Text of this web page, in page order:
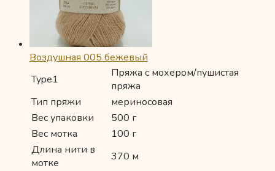
Воздушная 005 бежевый
Type1
Пряжа с мохером/пушистая
пряжа
Тип пряжи
мериносовая
Вес упаковки
500 г
Вес мотка
100 г
Длина нити в
мотке
370 м